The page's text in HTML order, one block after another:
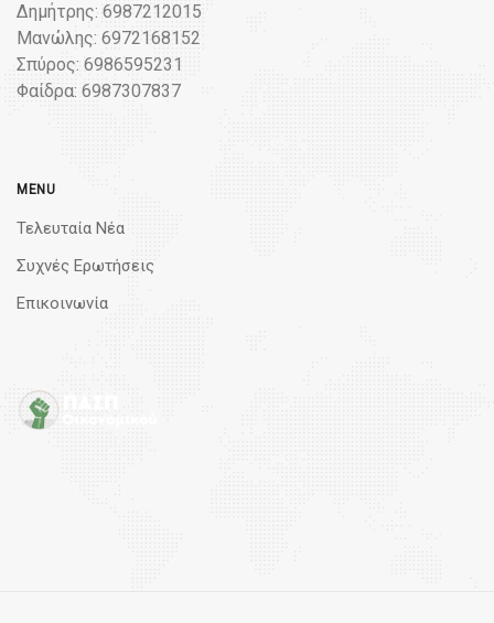
Δημήτρης: 6987212015
Μανώλης: 6972168152
Σπύρος: 6986595231
Φαίδρα: 6987307837
MENU
Τελευταία Νέα
Συχνές Ερωτήσεις
Επικοινωνία